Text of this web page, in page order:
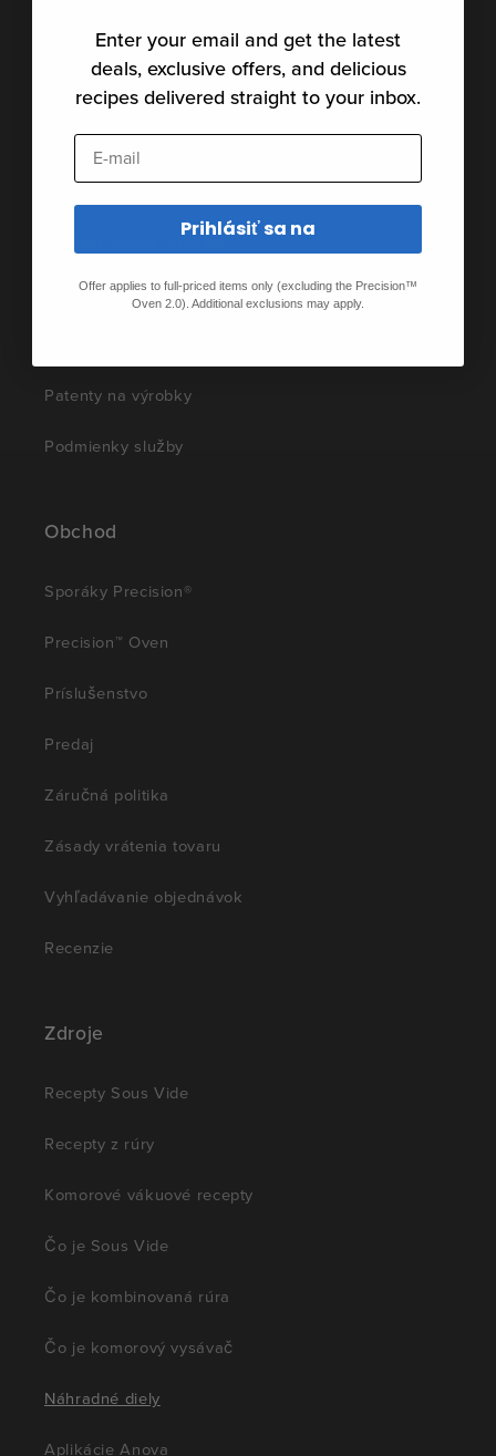
Získajte pomoc
Podpora
Kontakt Anova Culinary
Zásady ochrany osobných údajov
Patenty na výrobky
Podmienky služby
Obchod
Sporáky Precision®
Precision™ Oven
Príslušenstvo
Predaj
Záručná politika
Zásady vrátenia tovaru
Vyhľadávanie objednávok
Recenzie
Zdroje
Recepty Sous Vide
Recepty z rúry
Komorové vákuové recepty
Čo je Sous Vide
Čo je kombinovaná rúra
Čo je komorový vysávač
Náhradné diely
Aplikácie Anova
Enter your email and get the latest
deals, exclusive offers, and delicious
recipes delivered straight to your inbox.
E-mail
Prihlásiť sa na
Offer applies to full-priced items only (excluding the Precision™
Oven 2.0). Additional exclusions may apply.